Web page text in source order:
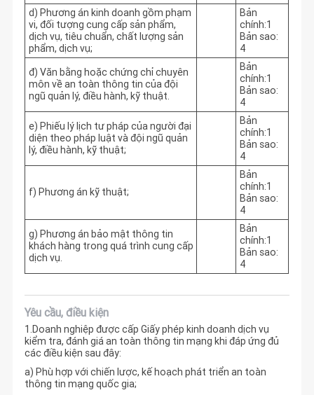
d) Phương án kinh doanh gồm phạm
vi, đối tượng cung cấp sản phẩm,
dịch vụ, tiêu chuẩn, chất lượng sản
phẩm, dịch vụ;
Bản
chính:1
Bản sao:
4
đ) Văn bằng hoặc chứng chỉ chuyên
môn về an toàn thông tin của đội
ngũ quản lý, điều hành, kỹ thuật.
Bản
chính:1
Bản sao:
4
e) Phiếu lý lịch tư pháp của người đại
diện theo pháp luật và đội ngũ quản
lý, điều hành, kỹ thuật;
Bản
chính:1
Bản sao:
4
f) Phương án kỹ thuật;
Bản
chính:1
Bản sao:
4
g) Phương án bảo mật thông tin
khách hàng trong quá trình cung cấp
dịch vụ.
Bản
chính:1
Bản sao:
4
Yêu cầu, điều kiện
1.Doanh nghiệp được cấp Giấy phép kinh doanh dịch vụ
kiểm tra, đánh giá an toàn thông tin mạng khi đáp ứng đủ
các điều kiện sau đây:
a) Phù hợp với chiến lược, kế hoạch phát triển an toàn
thông tin mạng quốc gia;